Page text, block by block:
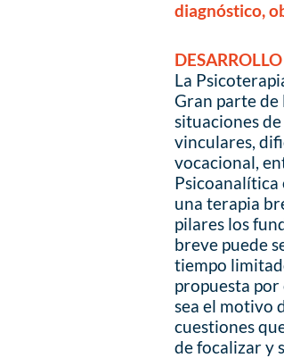
diagnóstico,
DESARROLLO
La
Gran parte
situaciones
vinculares,
vocacional,
Psicoanalítica
una terapia
pilares los
breve puede
tiempo
propuesta
sea el motivo
cuestiones
de focalizar y